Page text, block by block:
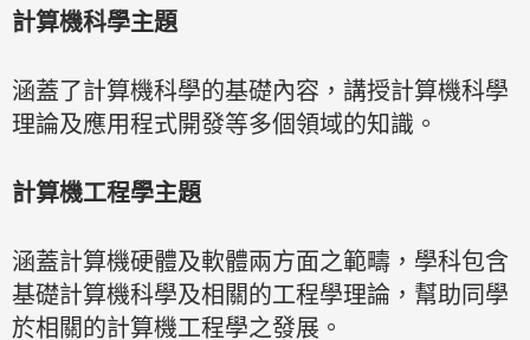
計算機科學主題
涵蓋了計算機科學的基礎內容，講授計算機科學
理論及應用程式開發等多個領域的知識。
計算機工程學主題
涵蓋計算機硬體及軟體兩方面之範疇，學科包含
基礎計算機科學及相關的工程學理論，幫助同學
於相關的計算機工程學之發展。